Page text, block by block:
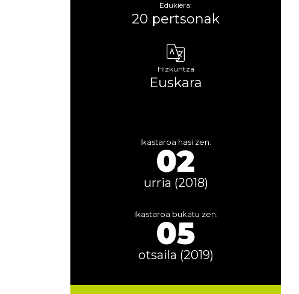
Edukiera:
20 pertsonak
Hizkuntza
Euskara
Ikastaroa hasi zen:
02
urria (2018)
Ikastaroa bukatu zen:
05
otsaila (2019)